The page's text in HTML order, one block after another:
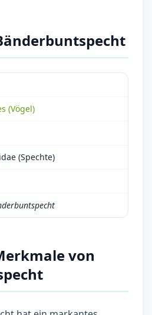
(Vögel)
(Spechte)
von